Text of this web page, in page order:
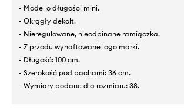
- Model o długości mini.
- Okrągły dekolt.
- Nieregulowane, nieodpinane ramiączka.
- Z przodu wyhaftowane logo marki.
- Długość: 100 cm.
- Szerokość pod pachami: 36 cm.
- Wymiary podane dla rozmiaru: 38.